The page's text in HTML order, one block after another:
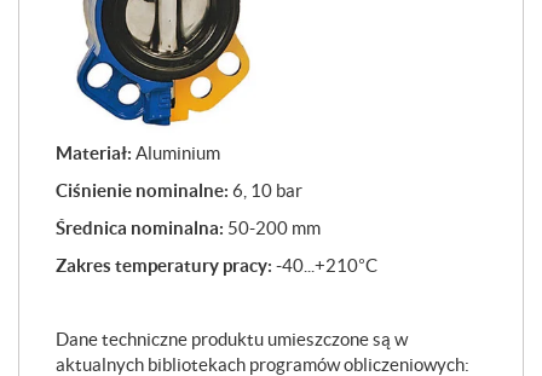
Materiał: Aluminium
Ciśnienie nominalne: 6, 10 bar
Średnica nominalna: 50-200 mm
Zakres temperatury pracy: -40...+210°C
Dane techniczne produktu umieszczone są w
aktualnych bibliotekach programów obliczeniowych: